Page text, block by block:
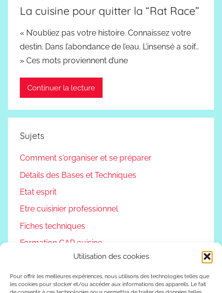
Utilisation des cookies
Pour offrir les meilleures expériences, nous utilisons des technologies telles que
les cookies pour stocker et/ou accéder aux informations des appareils. Le fait
La cuisine pour quitter la “Rat Race”
« N’oubliez pas votre histoire. Connaissez votre
destin. Dans l’abondance de l’eau. L’insensé a soif…
» Ces mots proviennent d’une
Continuer la lecture
Sujets
Comment s'organiser et se préparer
Détails des Bases et Techniques
Etat esprit
Etre cuisinier professionnel
Fiches techniques
Formation CAP cuisine
Podcast